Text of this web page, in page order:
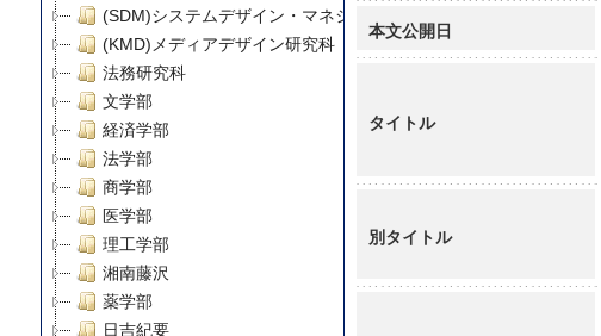
(SDM)システムデザイン・マネジメント研究科
(KMD)メディアデザイン研究科
法務研究科
文学部
経済学部
法学部
商学部
医学部
理工学部
湘南藤沢
薬学部
日吉紀要
本文公開日
タイトル
別タイトル